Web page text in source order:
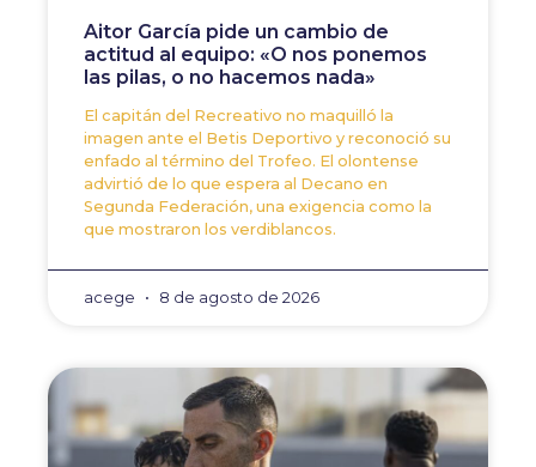
Aitor García pide un cambio de
actitud al equipo: «O nos ponemos
las pilas, o no hacemos nada»
El capitán del Recreativo no maquilló la
imagen ante el Betis Deportivo y reconoció su
enfado al término del Trofeo. El olontense
advirtió de lo que espera al Decano en
Segunda Federación, una exigencia como la
que mostraron los verdiblancos.
acege 8 de agosto de 2026